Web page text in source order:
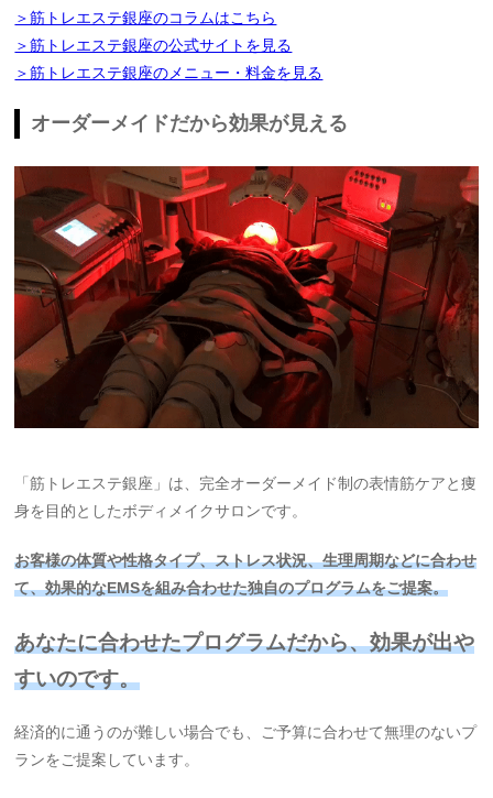
＞筋トレエステ銀座のコラムはこちら
＞筋トレエステ銀座の公式サイトを見る
＞筋トレエステ銀座のメニュー・料金を見る
オーダーメイドだから効果が見える
「筋トレエステ銀座」は、完全オーダーメイド制の表情筋ケアと痩
身を目的としたボディメイクサロンです。
お客様の体質や性格タイプ、ストレス状況、生理周期などに合わせ
て、効果的なEMSを組み合わせた独自のプログラムをご提案。
あなたに合わせたプログラムだから、効果が出や
すいのです。
経済的に通うのが難しい場合でも、ご予算に合わせて無理のないプ
ランをご提案しています。